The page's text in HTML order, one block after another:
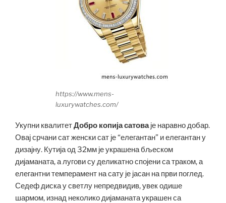
https://www.mens-
luxurywatches.com/
Укупни квалитетДобро копија сатоваје наравно добар.
Овај срчани сат женски сат је “елегантан” и елегантан у
дизајну. Кутија од 32мм је украшена бљеском
дијаманата, а лугови су деликатно спојени са траком, а
елегантни темперамент на сату је јасан на први поглед.
Седеф диска у светлу непредвидив, увек одише
шармом, изнад неколико дијаманата украшен са